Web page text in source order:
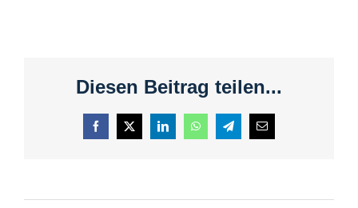
Diesen Beitrag teilen...
Facebook
X LinkedInWhatsAppTelegram
E-
pošta